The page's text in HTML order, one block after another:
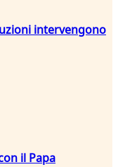
intervengono
il Papa